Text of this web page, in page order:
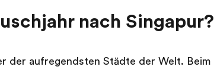
nach Singapur?
der aufregendsten Städte der Welt. Beim